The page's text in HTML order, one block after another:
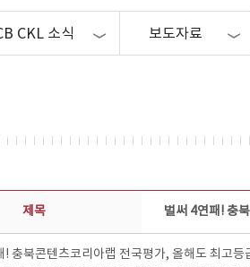
CKL 소식 보도자료
제목 벌써 4연패! 충
! 충북콘텐츠코리아랩 전국평가, 올해도 최고등